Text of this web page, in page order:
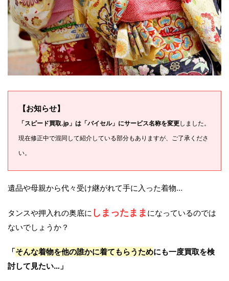
【お知らせ】
「スピード買取.jp」は「バイセル」にサービス名称を変更しました。
現在修正中で混同して紹介している部分もありますが、ご了承くださ
い。
遺品や母親から代々受け継がれて手に入った着物…
タンスや押入れの奥底に しまったまま になっているのでは
ないでしょうか？
「そんな着物を他の誰かに着てもらうためにも一度買取を検
討して見たい…」